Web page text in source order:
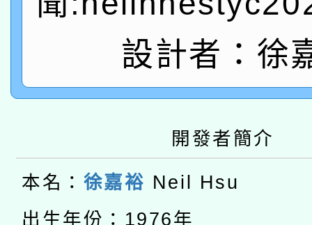
pilot」
有關大陸委員會函釋公
薪期間赴陸應申請許可
轉知經濟部水利署委託
業技術研究院辦理「
動」
115年8月22日(星期六
開 智慧啟航」
本校115學年度第2次
招甄選結果公告(無人
適應運動共學行動站研
本館辦理115年度閱讀
設計者：徐
開發者簡介
本名： 徐嘉裕 Neil Hsu
出生年份：1976年